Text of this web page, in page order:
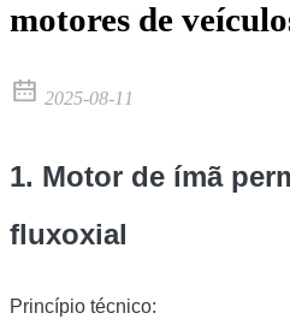
motores de
2025-08-11
1. Motor de ímã
fluxoxial
Princípio técnico: